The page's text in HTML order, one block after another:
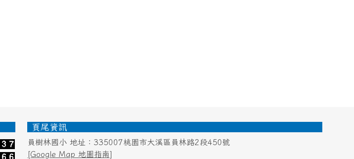
頁尾資訊
員樹林國小 地址：335007桃園市大溪區員林路2段450號
[Google Map 地圖指南]